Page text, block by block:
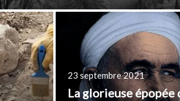
23 septembre 2021
La glorieuse épopée